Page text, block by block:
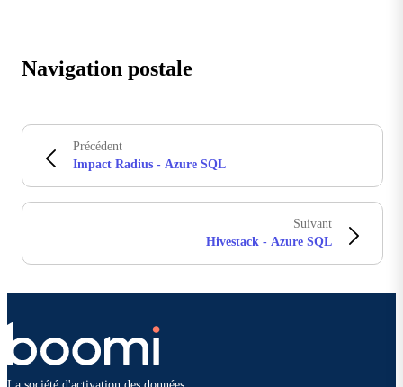
Navigation postale
Précédent
Impact Radius - Azure SQL
Suivant
Hivestack - Azure SQL